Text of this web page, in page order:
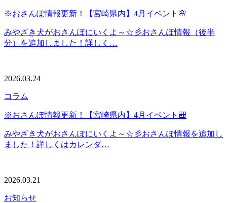
※おさんぽ情報更新！【宮崎県内】4月イベント🌸
みやざき犬がおさんぽにいくよ～☆彡おさんぽ情報（後半
分）を追加しました！詳しく…
2026.03.24
コラム
※おさんぽ情報更新！【宮崎県内】4月イベント🎒
みやざき犬がおさんぽにいくよ～☆彡おさんぽ情報を追加し
ました！詳しくはカレンダ…
2026.03.21
お知らせ